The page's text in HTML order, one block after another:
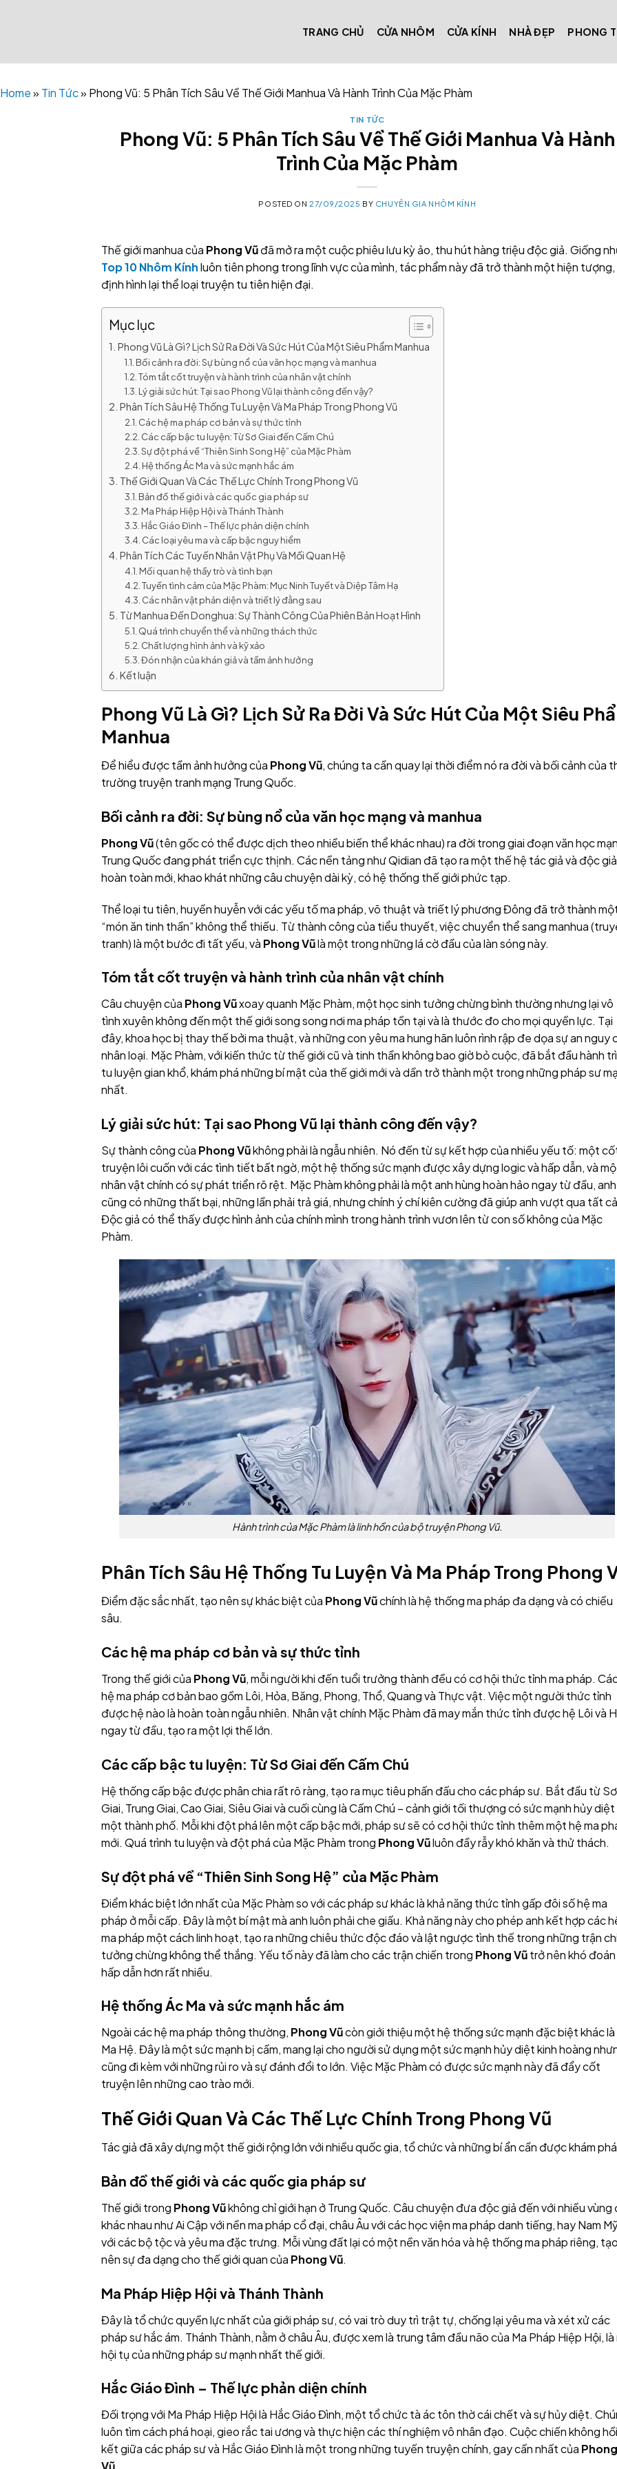
TRANG CHỦ CỬA NHÔM CỬA KÍNH NHÀ ĐẸP PHONG
Home» Tin Tức» Phong Vũ: 5 Phân Tích Sâu Về Thế Giới Manhua Và Hành Trình Của Mặc Phàm
TIN TỨC
Phong Vũ: 5 Phân Tích Sâu Về Thế Giới Manhua Và Hành
Trình Của Mặc Phàm
POSTED ON27/09/2025 BY CHUYÊN GIA NHÔM KÍNH
Thế giới manhua của Phong Vũđã mở ra một cuộc phiêu lưu kỳ ảo, thu hút hàng triệu độc giả. Giống
Top 10 Nhôm Kínhluôn tiên phong trong lĩnh vực của mình, tác phẩm này đã trở thành một hiện tượng,
định hình lại thể loại truyện tu tiên hiện đại.
Mục lục
Phong Vũ Là Gì? Lịch Sử Ra Đời Và Sức Hút Của Một Siêu Phẩm Manhua
Bối cảnh ra đời: Sự bùng nổ của văn học mạng và manhua
Tóm tắt cốt truyện và hành trình của nhân vật chính
Lý giải sức hút: Tại sao Phong Vũ lại thành công đến vậy?
Phân Tích Sâu Hệ Thống Tu Luyện Và Ma Pháp Trong Phong Vũ
Các hệ ma pháp cơ bản và sự thức tỉnh
Các cấp bậc tu luyện: Từ Sơ Giai đến Cấm Chú
Sự đột phá về “Thiên Sinh Song Hệ” của Mặc Phàm
Hệ thống Ác Ma và sức mạnh hắc ám
Thế Giới Quan Và Các Thế Lực Chính Trong Phong Vũ
Bản đồ thế giới và các quốc gia pháp sư
Ma Pháp Hiệp Hội và Thánh Thành
Hắc Giáo Đình – Thế lực phản diện chính
Các loại yêu ma và cấp bậc nguy hiểm
Phân Tích Các Tuyến Nhân Vật Phụ Và Mối Quan Hệ
Mối quan hệ thầy trò và tình bạn
Tuyến tình cảm của Mặc Phàm: Mục Ninh Tuyết và Diệp Tâm Hạ
Các nhân vật phản diện và triết lý đằng sau
Từ Manhua Đến Donghua: Sự Thành Công Của Phiên Bản Hoạt Hình
Quá trình chuyển thể và những thách thức
Chất lượng hình ảnh và kỹ xảo
Đón nhận của khán giả và tầm ảnh hưởng
Kết luận
Phong Vũ Là Gì? Lịch Sử Ra Đời Và Sức Hút Của Một Siêu
Manhua
Để hiểu được tầm ảnh hưởng của Phong Vũ, chúng ta cần quay lại thời điểm nó ra đời và bối cảnh của
trường truyện tranh mạng Trung Quốc.
Bối cảnh ra đời: Sự bùng nổ của văn học mạng và manhua
Phong Vũ(tên gốc có thể được dịch theo nhiều biến thể khác nhau) ra đời trong giai đoạn văn học
Trung Quốc đang phát triển cực thịnh. Các nền tảng như Qidian đã tạo ra một thế hệ tác giả và độc giả
hoàn toàn mới, khao khát những câu chuyện dài kỳ, có hệ thống thế giới phức tạp.
Thể loại tu tiên, huyền huyễn với các yếu tố ma pháp, võ thuật và triết lý phương Đông đã trở thành
“món ăn tinh thần” không thể thiếu. Từ thành công của tiểu thuyết, việc chuyển thể sang manhua
tranh) là một bước đi tất yếu, và Phong Vũlà một trong những lá cờ đầu của làn sóng này.
Tóm tắt cốt truyện và hành trình của nhân vật chính
Câu chuyện của Phong Vũxoay quanh Mặc Phàm, một học sinh tưởng chừng bình thường nhưng lại vô
tình xuyên không đến một thế giới song song nơi ma pháp tồn tại và là thước đo cho mọi quyền lực. Tại
đây, khoa học bị thay thế bởi ma thuật, và những con yêu ma hung hãn luôn rình rập đe dọa sự an nguy
nhân loại. Mặc Phàm, với kiến thức từ thế giới cũ và tinh thần không bao giờ bỏ cuộc, đã bắt đầu hành
tu luyện gian khổ, khám phá những bí mật của thế giới mới và dần trở thành một trong những pháp sư
nhất.
Lý giải sức hút: Tại sao Phong Vũ lại thành công đến vậy?
Sự thành công của Phong Vũkhông phải là ngẫu nhiên. Nó đến từ sự kết hợp của nhiều yếu tố: một
truyện lôi cuốn với các tình tiết bất ngờ, một hệ thống sức mạnh được xây dựng logic và hấp dẫn, và
nhân vật chính có sự phát triển rõ rệt. Mặc Phàm không phải là một anh hùng hoàn hảo ngay từ đầu,
cũng có những thất bại, những lần phải trả giá, nhưng chính ý chí kiên cường đã giúp anh vượt qua tất
Độc giả có thể thấy được hình ảnh của chính mình trong hành trình vươn lên từ con số không của Mặc
Phàm.
Hành trình của Mặc Phàm là linh hồn của bộ truyện Phong Vũ.
Phân Tích Sâu Hệ Thống Tu Luyện Và Ma Pháp Trong Phong
Điểm đặc sắc nhất, tạo nên sự khác biệt của Phong Vũchính là hệ thống ma pháp đa dạng và có chiều
sâu.
Các hệ ma pháp cơ bản và sự thức tỉnh
Trong thế giới của Phong Vũ, mỗi người khi đến tuổi trưởng thành đều có cơ hội thức tỉnh ma pháp.
hệ ma pháp cơ bản bao gồm Lôi, Hỏa, Băng, Phong, Thổ, Quang và Thực vật. Việc một người thức tỉnh
được hệ nào là hoàn toàn ngẫu nhiên. Nhân vật chính Mặc Phàm đã may mắn thức tỉnh được hệ Lôi và
ngay từ đầu, tạo ra một lợi thế lớn.
Các cấp bậc tu luyện: Từ Sơ Giai đến Cấm Chú
Hệ thống cấp bậc được phân chia rất rõ ràng, tạo ra mục tiêu phấn đấu cho các pháp sư. Bắt đầu từ Sơ
Giai, Trung Giai, Cao Giai, Siêu Giai và cuối cùng là Cấm Chú – cảnh giới tối thượng có sức mạnh hủy diệt
một thành phố. Mỗi khi đột phá lên một cấp bậc mới, pháp sư sẽ có cơ hội thức tỉnh thêm một hệ ma
mới. Quá trình tu luyện và đột phá của Mặc Phàm trong Phong Vũluôn đầy rẫy khó khăn và thử thách.
Sự đột phá về “Thiên Sinh Song Hệ” của Mặc Phàm
Điểm khác biệt lớn nhất của Mặc Phàm so với các pháp sư khác là khả năng thức tỉnh gấp đôi số hệ ma
pháp ở mỗi cấp. Đây là một bí mật mà anh luôn phải che giấu. Khả năng này cho phép anh kết hợp các
ma pháp một cách linh hoạt, tạo ra những chiêu thức độc đáo và lật ngược tình thế trong những trận
tưởng chừng không thể thắng. Yếu tố này đã làm cho các trận chiến trong Phong Vũtrở nên khó đoán
hấp dẫn hơn rất nhiều.
Hệ thống Ác Ma và sức mạnh hắc ám
Ngoài các hệ ma pháp thông thường, Phong Vũcòn giới thiệu một hệ thống sức mạnh đặc biệt khác là
Ma Hệ. Đây là một sức mạnh bị cấm, mang lại cho người sử dụng một sức mạnh hủy diệt kinh hoàng
cũng đi kèm với những rủi ro và sự đánh đổi to lớn. Việc Mặc Phàm có được sức mạnh này đã đẩy cốt
truyện lên những cao trào mới.
Thế Giới Quan Và Các Thế Lực Chính Trong Phong Vũ
Tác giả đã xây dựng một thế giới rộng lớn với nhiều quốc gia, tổ chức và những bí ẩn cần được khám
Bản đồ thế giới và các quốc gia pháp sư
Thế giới trong Phong Vũkhông chỉ giới hạn ở Trung Quốc. Câu chuyện đưa độc giả đến với nhiều vùng
khác nhau như Ai Cập với nền ma pháp cổ đại, châu Âu với các học viện ma pháp danh tiếng, hay Nam
với các bộ tộc và yêu ma đặc trưng. Mỗi vùng đất lại có một nền văn hóa và hệ thống ma pháp riêng, tạo
nên sự đa dạng cho thế giới quan của Phong Vũ.
Ma Pháp Hiệp Hội và Thánh Thành
Đây là tổ chức quyền lực nhất của giới pháp sư, có vai trò duy trì trật tự, chống lại yêu ma và xét xử các
pháp sư hắc ám. Thánh Thành, nằm ở châu Âu, được xem là trung tâm đầu não của Ma Pháp Hiệp Hội, là
hội tụ của những pháp sư mạnh nhất thế giới.
Hắc Giáo Đình – Thế lực phản diện chính
Đối trọng với Ma Pháp Hiệp Hội là Hắc Giáo Đình, một tổ chức tà ác tôn thờ cái chết và sự hủy diệt.
luôn tìm cách phá hoại, gieo rắc tai ương và thực hiện các thí nghiệm vô nhân đạo. Cuộc chiến không hồi
kết giữa các pháp sư và Hắc Giáo Đình là một trong những tuyến truyện chính, gay cấn nhất của Phong